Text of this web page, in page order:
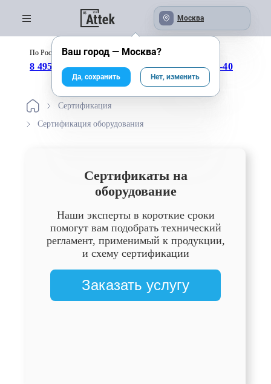
Москва
По России бесплатно:
8 495 246-04-43 8 800 333-25-40
Сертификация
Сертификация оборудования
Сертификаты на
оборудование
Наши эксперты в короткие сроки
помогут вам подобрать технический
регламент, применимый к продукции,
и схему сертификации
Заказать услугу
Ваш город — Москва?
Да, сохранить Нет, изменить